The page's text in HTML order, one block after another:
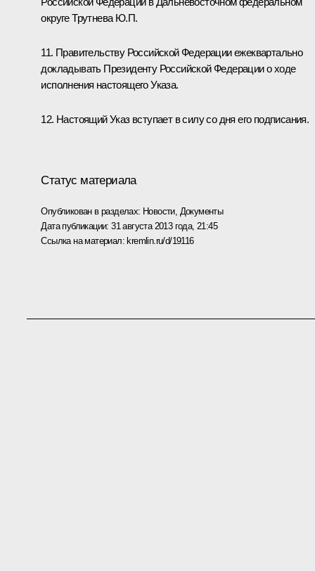
округе Трутнева Ю.П.
11. Правительству Российской Федерации ежеквартально
докладывать Президенту Российской Федерации о ходе
исполнения настоящего Указа.
12. Настоящий Указ вступает в силу со дня его подписания.
Статус материала
Опубликован в разделах: Новости, Документы
Дата публикации:31 августа 2013 года, 21:45
Ссылка на материал: kremlin.ru/d/19116